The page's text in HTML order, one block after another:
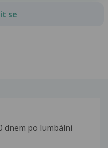
se
dnem po lumbálni